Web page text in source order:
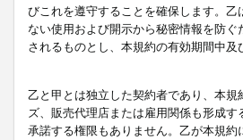
びこれを遵守することを確保します。
ない使用および開示から秘密情報を防
されるものとし、本規約の有効期間中及
乙と甲とは独立した契約者であり、本
ズ、販売代理店または雇用関係も形成
承諾する権限もありません。乙が本規